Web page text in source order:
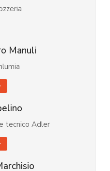
Manuli
tecnico Adler